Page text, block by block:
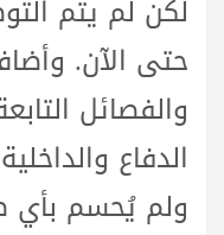
لكن لم يتم
حتى الآن.
والفصائل
الدفاع
ولم يُحسم بأي